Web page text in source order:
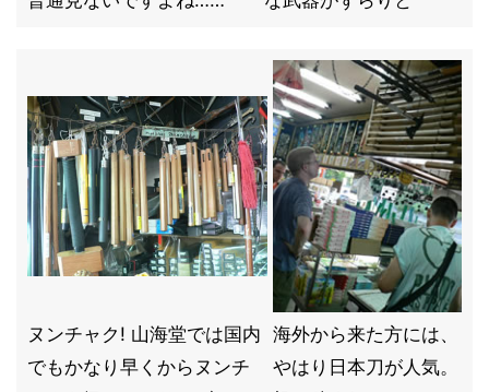
ヌンチャク! 山海堂では国内
でもかなり早くからヌンチ
海外から来た方には、
やはり日本刀が人気。